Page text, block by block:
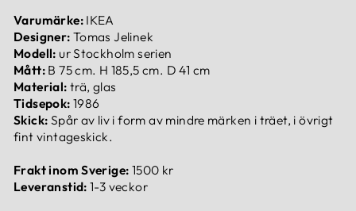
Varumärke:IKEA
Designer: Tomas Jelinek
Modell: ur Stockholm serien
Mått:B 75 cm. H 185,5 cm. D 41 cm
Material: trä, glas
Tidsepok: 1986
Skick: Spår av liv i form av mindre märken i träet, i övrigt
fint vintageskick.
Frakt inom Sverige: 1500 kr
Leveranstid: 1-3 veckor